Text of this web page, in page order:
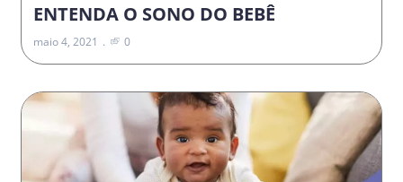
ENTENDA O SONO DO BEBÊ
maio 4, 2021 0